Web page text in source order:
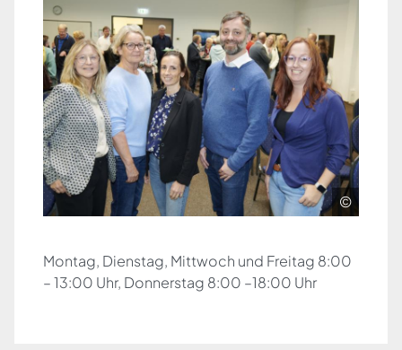
©
Montag, Dienstag, Mittwoch und Freitag 8:00
– 13:00 Uhr, Donnerstag 8:00 –18:00 Uhr